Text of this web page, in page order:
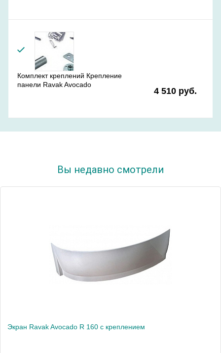
Комплект креплений Крепление
панели Ravak Avocado
4 510 руб.
Вы недавно смотрели
Экран Ravak Avocado R 160 с креплением